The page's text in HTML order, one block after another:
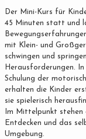
Der Mini-Kurs für
45 Minuten statt und
mit Klein- und
schwingen und
Herausforderungen.
Schulung der
erhalten die Kinder
sie spielerisch
Im Mittelpunkt stehen
Entdecken und das
Umgebung.